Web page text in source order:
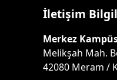
İletişim
Merkez
Melikşah Mah.
42080 Meram /